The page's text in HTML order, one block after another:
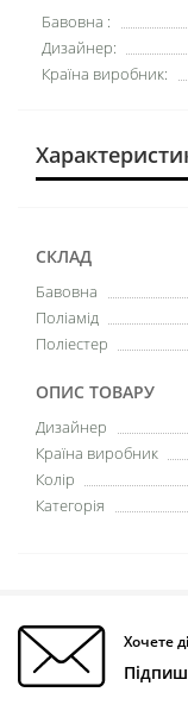
Бавовна :
Дизайнер:
Країна виробник:
СКЛАД
Бавовна
Поліамід
Поліестер
ОПИС ТОВАРУ
Дизайнер
Країна виробник
Колір
Категорія
Хочете